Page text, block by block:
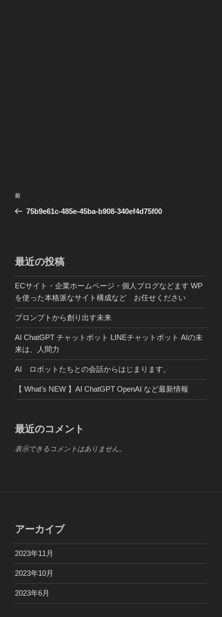
投
ナ
ー
シ
ョ
ン
前
の
前
75b9e61c-485e-45ba-b908-340ef4d75f00
最近の投稿
ECサイト・企業ホームページ・個人ブログなどます WP
を使った本格派なサイト構成など お任せください
プロンプトから創り出す未来
AI ChatGPT チャットボット LINEチャットボット AIの未
来は、人間力
AI ロボットたちとの会話からはじまります。
【 What’s NEW 】AI ChatGPT OpenAI など最新情報
最近のコメント
表示できるコメントはありません。
アーカイブ
2023年11月
2023年10月
2023年6月